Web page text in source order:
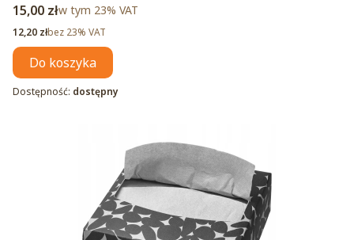
Cena brutto
15,00 złw tym %s VAT
w tym 23% VAT
Cena netto
12,20 złbez 23% VAT
Do koszyka
Dostępność: dostępny